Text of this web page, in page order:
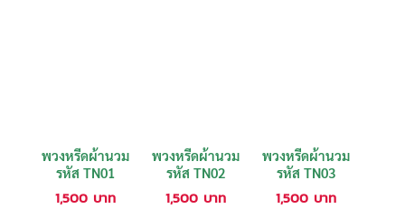
พวงหรีดผ้านวม
รหัส TN01
1,500 บาท
พวงหรีดผ้านวม
รหัส TN02
1,500 บาท
พวงหรีดผ้านวม
รหัส TN03
1,500 บาท